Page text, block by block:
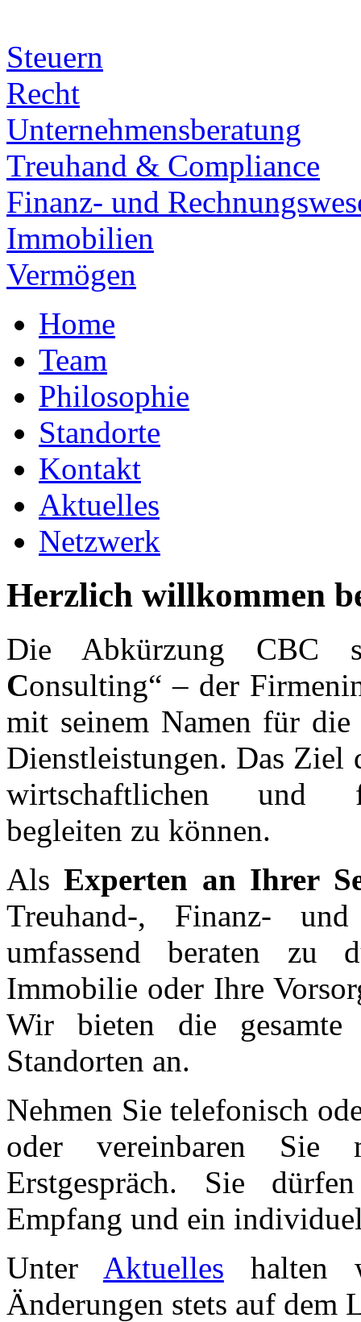
Steuern
Recht
Unternehmensberatung
Treuhand & Compliance
Finanz- und
Immobilien
Vermögen
Home
Team
Philosophie
Standorte
Kontakt
Aktuelles
Netzwerk
Herzlich willkommen
Die Abkürzung CBC
Consulting“ – der
mit seinem Namen für
Dienstleistungen. Das Ziel
wirtschaftlichen und
begleiten zu können.
AlsExperten an Ihrer
Treuhand-, Finanz-
umfassend beraten zu
Immobilie oder Ihre
Wir bieten die gesamte
Standorten an.
Nehmen Sie telefonisch
oder vereinbaren Sie
Erstgespräch. Sie
Empfang und ein
Unter Aktuelles halten
Änderungen stets auf dem